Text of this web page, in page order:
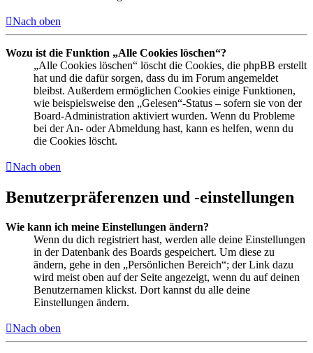
Nach oben
Wozu ist die Funktion „Alle Cookies löschen“?
„Alle Cookies löschen“ löscht die Cookies, die phpBB erstellt
hat und die dafür sorgen, dass du im Forum angemeldet
bleibst. Außerdem ermöglichen Cookies einige Funktionen,
wie beispielsweise den „Gelesen“-Status – sofern sie von der
Board-Administration aktiviert wurden. Wenn du Probleme
bei der An- oder Abmeldung hast, kann es helfen, wenn du
die Cookies löscht.
Nach oben
Benutzerpräferenzen und -einstellungen
Wie kann ich meine Einstellungen ändern?
Wenn du dich registriert hast, werden alle deine Einstellungen
in der Datenbank des Boards gespeichert. Um diese zu
ändern, gehe in den „Persönlichen Bereich“; der Link dazu
wird meist oben auf der Seite angezeigt, wenn du auf deinen
Benutzernamen klickst. Dort kannst du alle deine
Einstellungen ändern.
Nach oben